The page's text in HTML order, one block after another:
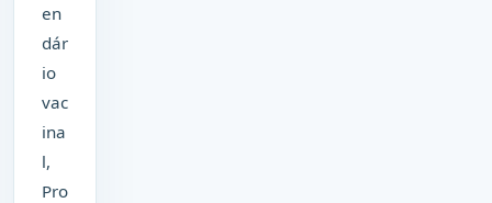
en
dár
io
vac
ina
l,
Pro